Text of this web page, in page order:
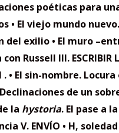
poéticas para
• El viejo mundo
del exilio • El muro
Russell III. ESCRIBIR
. • El sin-nombre. Locura
Declinaciones de un
la hystoria. El pase a
V. ENVÍO • H,